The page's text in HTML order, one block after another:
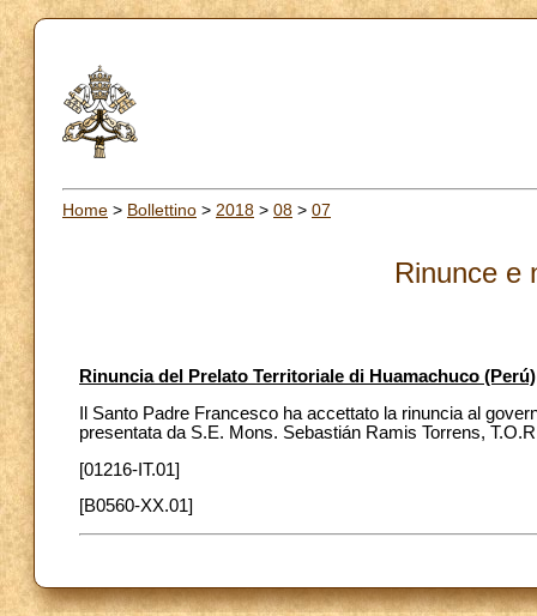
Home > Bollettino > 2018 > 08 > 07
Rinunce e
Rinuncia del Prelato Territoriale di Huamachuco (Perú)
Il Santo Padre Francesco ha accettato la rinuncia al
presentata da S.E. Mons. Sebastián Ramis Torrens,
[01216-IT.01]
[B0560-XX.01]